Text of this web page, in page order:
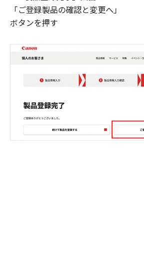
「ご登録製品の確認と変更へ」
ボタンを押す